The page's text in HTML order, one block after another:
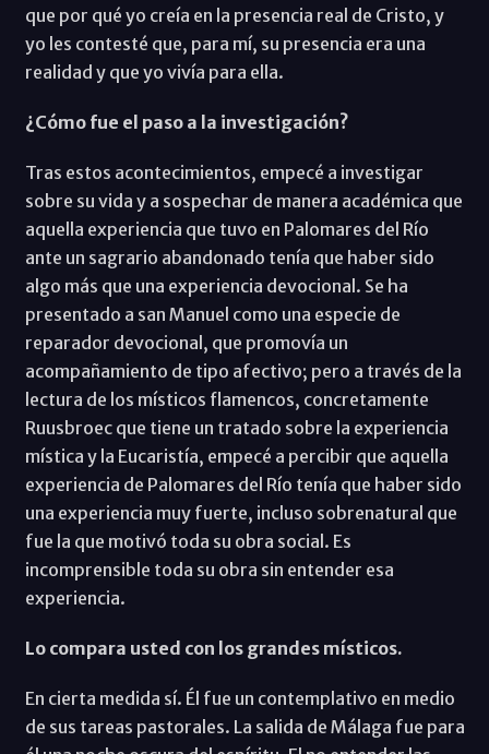
que por qué yo creía en la presencia real de Cristo, y
yo les contesté que, para mí, su presencia era una
realidad y que yo vivía para ella.
¿Cómo fue el paso a la investigación?
Tras estos acontecimientos, empecé a investigar
sobre su vida y a sospechar de manera académica que
aquella experiencia que tuvo en Palomares del Río
ante un sagrario abandonado tenía que haber sido
algo más que una experiencia devocional. Se ha
presentado a san Manuel como una especie de
reparador devocional, que promovía un
acompañamiento de tipo afectivo; pero a través de la
lectura de los místicos flamencos, concretamente
Ruusbroec que tiene un tratado sobre la experiencia
mística y la Eucaristía, empecé a percibir que aquella
experiencia de Palomares del Río tenía que haber sido
una experiencia muy fuerte, incluso sobrenatural que
fue la que motivó toda su obra social. Es
incomprensible toda su obra sin entender esa
experiencia.
Lo compara usted con los grandes místicos.
En cierta medida sí. Él fue un contemplativo en medio
de sus tareas pastorales. La salida de Málaga fue para